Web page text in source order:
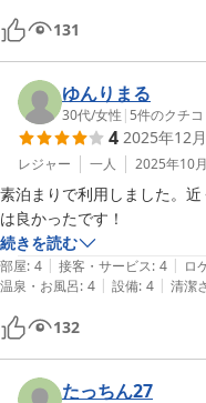
131
ゆんりまる
30代/女性 | 5件のクチコ
4 2025年12
レジャー 一人 2025年10月
素泊まりで利用しました。
は良かったです！
続きを読む
部屋: 4 | 接客・サービス: 4 | ロ
温泉・お風呂: 4 | 設備: 4 | 清潔
132
たっちん27